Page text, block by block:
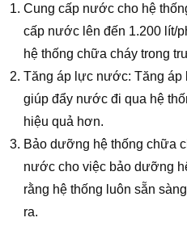
Cung cấp nước cho hệ
cấp nước lên đến 1.200 lít/
hệ thống chữa cháy trong
Tăng áp lực nước: Tăng áp
giúp đẩy nước đi qua hệ
hiệu quả hơn.
Bảo dưỡng hệ thống chữa
nước cho việc bảo dưỡng
rằng hệ thống luôn sẵn
ra.